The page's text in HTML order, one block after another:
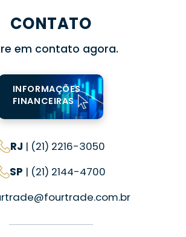
CONTATO
em contato agora.
INFORMAÇÕES
FINANCEIRAS
RJ | (21) 2216-3050
SP | (21) 2144-4700